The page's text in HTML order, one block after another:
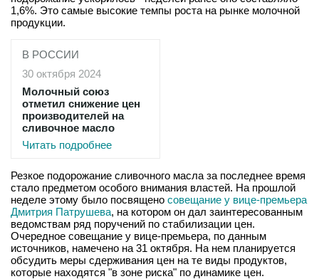
1,6%. Это самые высокие темпы роста на рынке молочной
продукции.
В РОССИИ
30 октября 2024
Молочный союз
отметил снижение цен
производителей на
сливочное масло
Читать подробнее
Резкое подорожание сливочного масла за последнее время
стало предметом особого внимания властей. На прошлой
неделе этому было посвящено совещание у вице-премьера
Дмитрия Патрушева, на котором он дал заинтересованным
ведомствам ряд поручений по стабилизации цен.
Очередное совещание у вице-премьера, по данным
источников, намечено на 31 октября. На нем планируется
обсудить меры сдерживания цен на те виды продуктов,
которые находятся "в зоне риска" по динамике цен.